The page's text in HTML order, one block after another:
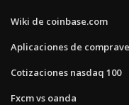
Wiki de coinbase.com
Aplicaciones de
Cotizaciones nasdaq 100
Fxcm vs oanda